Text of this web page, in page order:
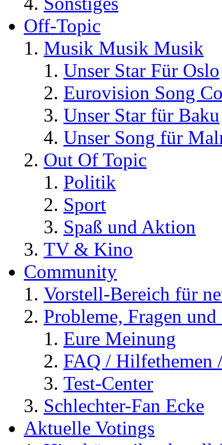
Off-Topic
Musik Musik Musik
Unser Star Für Oslo
Eurovision Song
Unser Star für Baku
Unser Song für
Out Of Topic
Politik
Sport
Spaß und Aktion
TV & Kino
Community
Vorstell-Bereich für
Probleme, Fragen
Eure Meinung
FAQ / Hilfethemen
Test-Center
Schlechter-Fan Ecke
Aktuelle Votings